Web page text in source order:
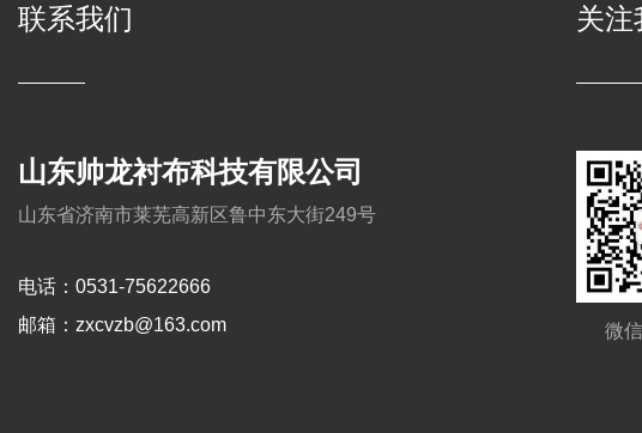
联系我们
山东帅龙衬布科技有限公司
山东省济南市莱芜高新区鲁中东大街249号
电话：0531-75622666
邮箱：zxcvzb@163.com
关注
微